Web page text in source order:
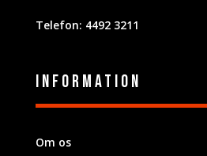
Telefon: 4492 3211
Information
Om os